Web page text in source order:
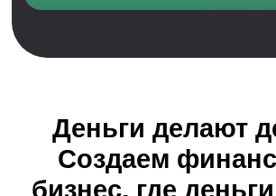
Сопровождение ООО или ИП